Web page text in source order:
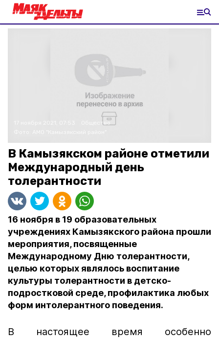
17 ноября 2021, 07:53
Общество
В Камызякском районе отметили
Международный день
толерантности
16 ноября в 19 образовательных
учреждениях Камызякского района прошли
мероприятия, посвященные
Международному Дню толерантности,
целью которых являлось воспитание
культуры толерантности в детско-
подростковой среде, профилактика любых
форм интолерантного поведения.
В настоящее время особенно